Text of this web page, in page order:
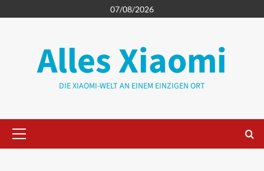
Inhalt
07/08/2026
Alles Xiaomi
DIE XIAOMI-WELT AN EINEM EINZIGEN ORT
Menü